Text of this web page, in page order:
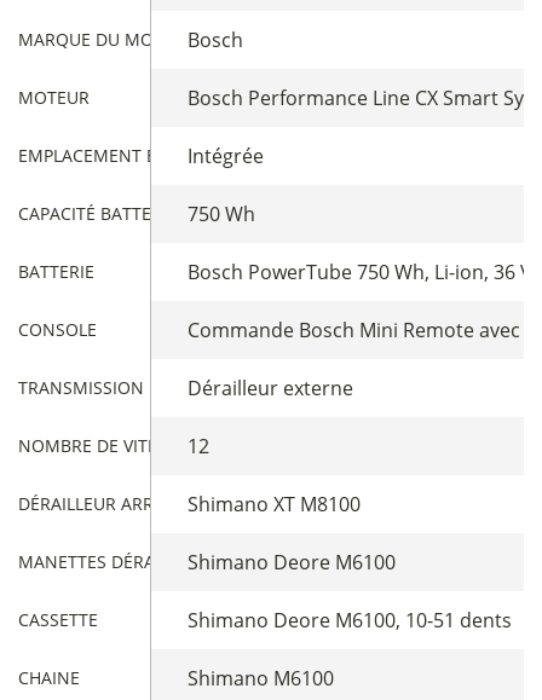
MARQUE DU MOTEURBosch
MOTEUR Bosch Performance Line CX Smart
EMPLACEMENT BATTERIEIntégrée
CAPACITÉ BATTERIE 750 Wh
BATTERIE Bosch PowerTube 750 Wh, Li-ion, 36
CONSOLE Commande Bosch Mini Remote avec
TRANSMISSION Dérailleur externe
NOMBRE DE VITESSES12
DÉRAILLEUR ARRIÈREShimano XT M8100
MANETTES DÉRAILLEURShimano Deore M6100
CASSETTE Shimano Deore M6100, 10-51 dents
CHAINE Shimano M6100